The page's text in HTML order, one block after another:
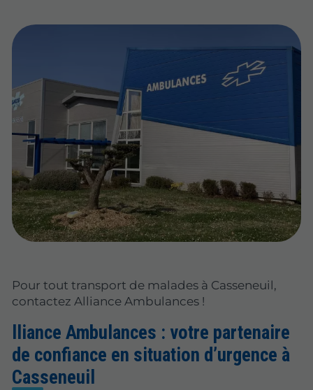
Pour tout transport de malades à Casseneuil,
contactez Alliance Ambulances !
lliance Ambulances : votre partenaire
de confiance en situation d’urgence à
Casseneuil